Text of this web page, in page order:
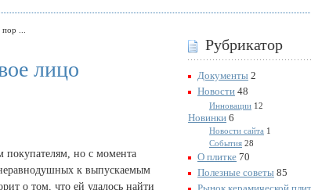
...
лицо
покупателям, но с момента
неравнодушных к выпускаемым
о том, что ей удалось найти
Рубрикатор
Документы 2
Новости 48
Инновации 12
Новинки 6
Новости сайта 1
События 28
О плитке 70
Полезные советы 85